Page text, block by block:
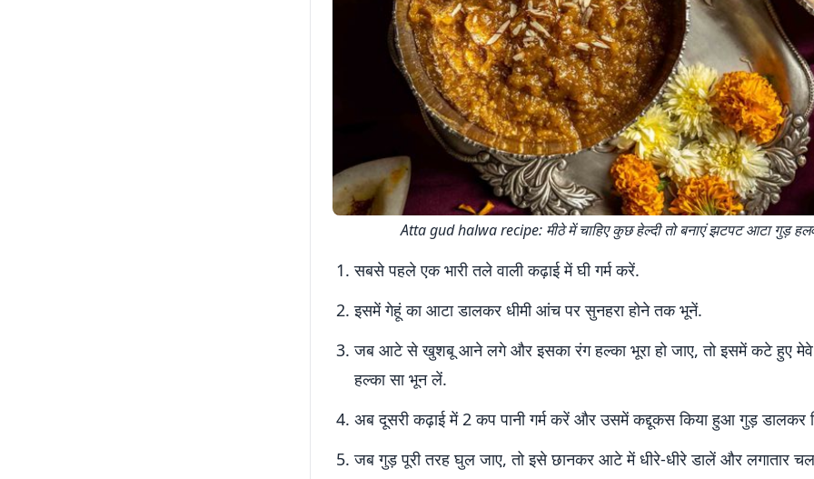
Atta gud halwa recipe: मीठे में चाहिए कुछ हेल्दी तो बनाएं झटपट आटा गुड़
सबसे पहले एक भारी तले वाली कढ़ाई में घी गर्म करें.
इसमें गेहूं का आटा डालकर धीमी आंच पर सुनहरा होने तक भूनें.
जब आटे से खुशबू आने लगे और इसका रंग हल्का भूरा हो जाए, तो इसमें कटे हुए
हल्का सा भून लें.
अब दूसरी कढ़ाई में 2 कप पानी गर्म करें और उसमें कद्दूकस किया हुआ गुड़ डालकर
जब गुड़ पूरी तरह घुल जाए, तो इसे छानकर आटे में धीरे-धीरे डालें और लगातार